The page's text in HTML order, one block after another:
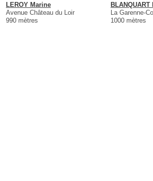
LEROY Marine
Avenue Château du Loir
990 mètres
La Garenne-
1000 mètres